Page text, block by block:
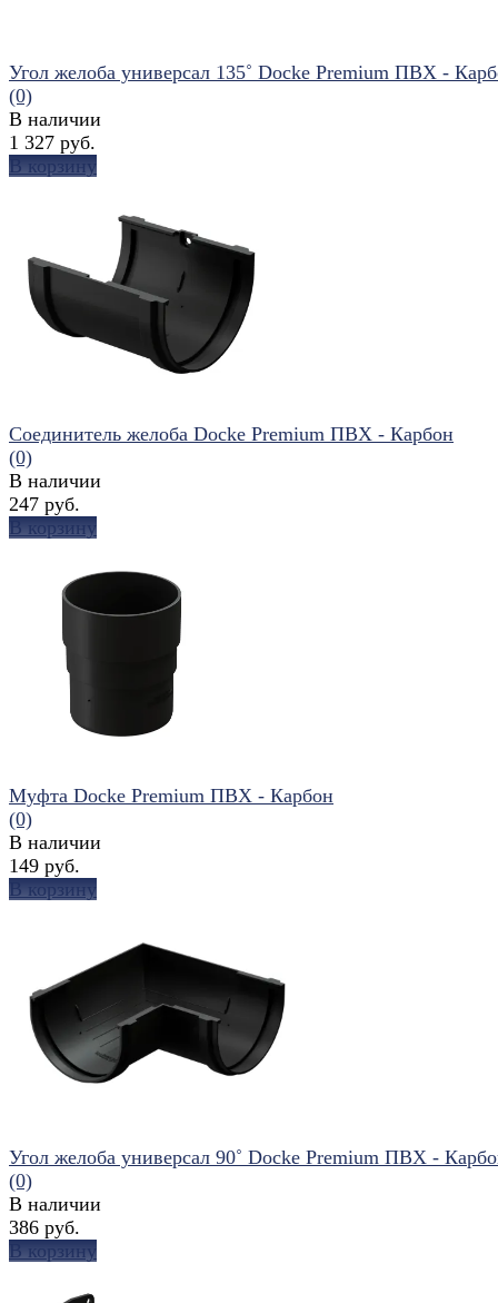
избранное сравнить
Угол желоба универсал 135˚ Docke Premium ПВХ -
(0)
В наличии
1 327 руб.
В корзину
избранное
Соединитель желоба Docke Premium ПВХ - Карбон
(0)
В наличии
247 руб.
В корзину
избранное сравнить
Муфта Docke Premium ПВХ - Карбон
(0)
В наличии
149 руб.
В корзину
Угол желоба универсал 90˚ Docke Premium ПВХ -
(0)
В наличии
386 руб.
В корзину